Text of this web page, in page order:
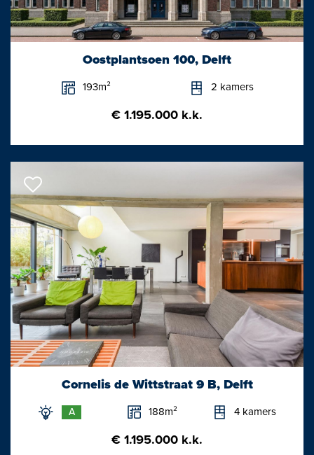
De Hooghe Delft ligt aan de Ireneboulevard en het toekomstige
stadspark. Een super centrale locatie, direct naast de
winkels en horeca, is op enkele minuten loopafstand. Net als het
centraal station en de tramhalte. Voor de bewoners zijn er in het
worden er 2 deelauto's beschikbaar gesteld aan het project. In
de directe omgeving zijn op loopafstand voldoende
parkeerplaatsen beschikbaar in diverse openbare garages.
Oostplantsoen 100, Delft
193m² 2 kamers
€ 1.195.000 k.k.
Cornelis de Wittstraat 9 B, Delft
A 188m² 4 kamers
€ 1.195.000 k.k.